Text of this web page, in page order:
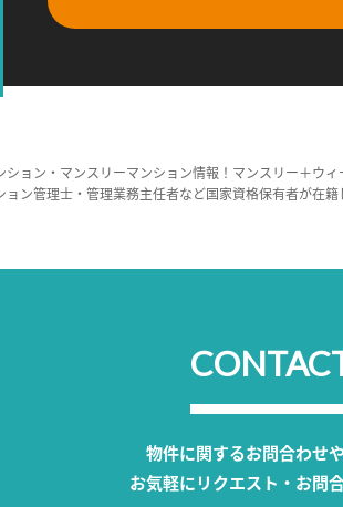
ョン・マンスリーマンション情報！マンスリー＋ウ
ン管理士・管理業務主任者など国家資格保有者が在
物件に関するお問合わせ
お気軽にリクエスト・お問